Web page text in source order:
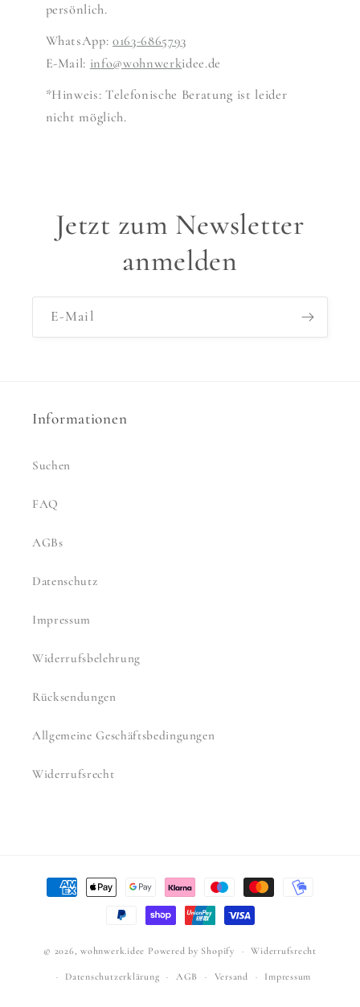
persönlich.
WhatsApp:0163-6865793
E-Mail: info@wohnwerkidee.de
*Hinweis: Telefonische Beratung ist leider
nicht möglich.
Jetzt zum Newsletter
anmelden
E-Mail
Informationen
Suchen
FAQ
AGBs
Datenschutz
Impressum
Widerrufsbelehrung
Rücksendungen
Allgemeine Geschäftsbedingungen
Widerrufsrecht
Zahlungsmethoden
© 2026,wohnwerk.idee Powered by Shopify Widerrufsrecht
Datenschutzerklärung AGB Versand Impressum